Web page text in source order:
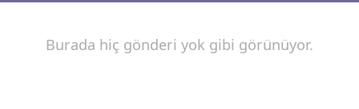
Burada hiç gönderi yok gibi görünüyor.